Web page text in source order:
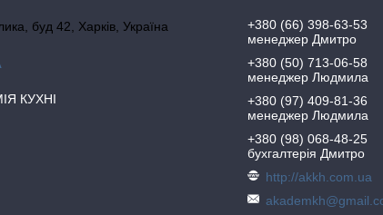
буд 42, Харків, Україна
КУХНІ
+380 (66) 398-63-53
менеджер Дмитро
+380 (50) 713-06-58
менеджер Людмила
+380 (97) 409-81-36
менеджер Людмила
+380 (98) 068-48-25
бухгалтерія Дмитро
http://akkh.com.ua